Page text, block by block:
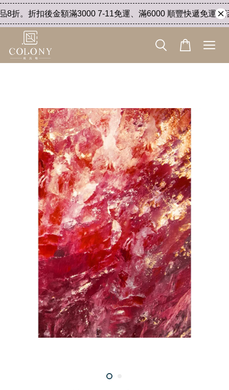
折。折扣後金額滿3000 7-11免運、滿6000 順豐快遞免運。